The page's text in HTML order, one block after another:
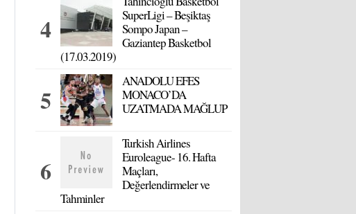
SuperLigi – Beşiktaş
Sompo Japan –
Gaziantep Basketbol
(17.03.2019)
ANADOLU EFES
MONACO’DA
UZATMADA MAĞLUP
Turkish Airlines
Euroleague- 16. Hafta
Maçları,
Değerlendirmeler ve
Tahminler